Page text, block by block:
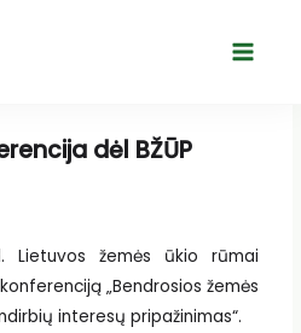
Main
dėl BŽŪP
Lietuvos žemės ūkio rūmai
„Bendrosios žemės
interesų pripažinimas“.